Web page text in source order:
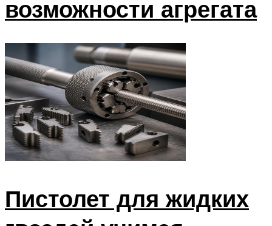
возможности агрегата
Пистолет для жидких